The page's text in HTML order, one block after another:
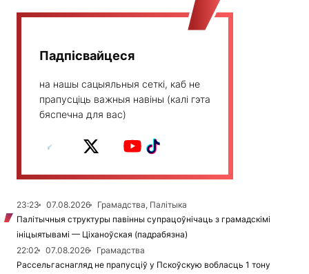
Падпісвайцеся
на нашы сацыяльныя сеткі, каб не
прапусціць важныя навіны (калі гэта
бяспечна для вас)
23:23 07.08.2026
Грамадства, Палітыка
Палітычныя структуры павінны супрацоўнічаць з грамадскімі
ініцыятывамі — Ціханоўская (падрабязна)
22:02
07.08.2026
Грамадства
Рассельгаснагляд не прапусціў у Пскоўскую вобласць 1 тону